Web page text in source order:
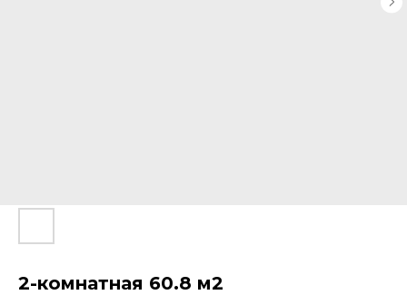
2-комнатная 60.8 м2